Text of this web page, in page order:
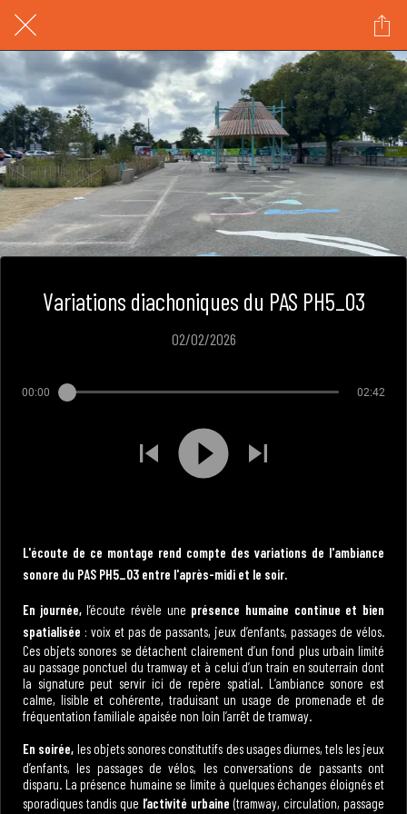
Variations diachoniques du PAS PH5_03
02/02/2026
00:00 02:42
L'écoute de ce montage rend compte des variations de l'ambiance
sonore du PAS PH5_03 entre l'après-midi et le soir.
En journée,l’écoute révèle une présence humaine continue et bien
spatialisée : voix et pas de passants, jeux d’enfants, passages de vélos.
Ces objets sonores se détachent clairement d’un fond plus urbain limité
au passage ponctuel du tramway et à celui d’un train en souterrain dont
la signature peut servir ici de repère spatial. L’ambiance sonore est
calme, lisible et cohérente, traduisant un usage de promenade et de
fréquentation familiale apaisée non loin l’arrêt de tramway.
En soirée, les objets sonores constitutifs des usages diurnes, tels les jeux
d’enfants, les passages de vélos, les conversations de passants ont
disparu. La présence humaine se limite à quelques échanges éloignés et
sporadiques tandis que l’activité urbaine (tramway, circulation, passage